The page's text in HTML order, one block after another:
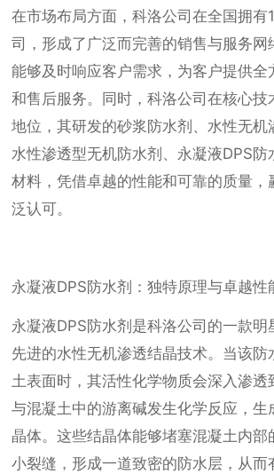
在市场布局方面，科洛公司在全国拥有
司，形成了广泛而完善的销售与服务网
能够及时响应客户需求，为客户提供全
和售后服务。同时，科洛公司在核心技
地位，其研发的砂浆防水剂、水性无机
水性渗透型无机防水剂、永凝液DPS防
材料，凭借卓越的性能和可靠的质量，
泛认可。
永凝液DPS防水剂：独特原理与卓越性
永凝液DPS防水剂是科洛公司的一款明
先进的水性无机渗透结晶技术。当该防
土表面时，其活性化学物质会深入渗透
与混凝土中的游离碱发生化学反应，生
晶体。这些结晶体能够堵塞混凝土内部
小裂缝，形成一道致密的防水层，从而